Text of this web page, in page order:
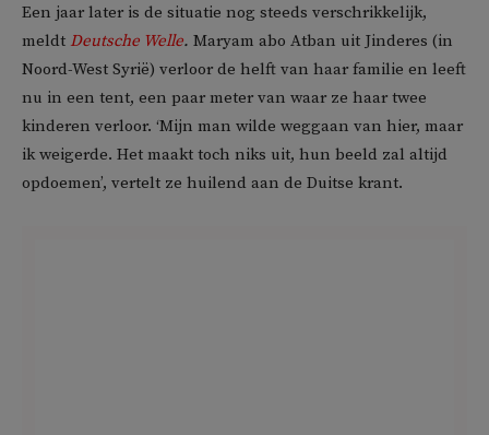
Een jaar later is de situatie nog steeds verschrikkelijk,
meldt Deutsche Welle. Maryam abo Atban uit Jinderes (in
Noord-West Syrië) verloor de helft van haar familie en leeft
nu in een tent, een paar meter van waar ze haar twee
kinderen verloor. ‘Mijn man wilde weggaan van hier, maar
ik weigerde. Het maakt toch niks uit, hun beeld zal altijd
opdoemen’, vertelt ze huilend aan de Duitse krant.